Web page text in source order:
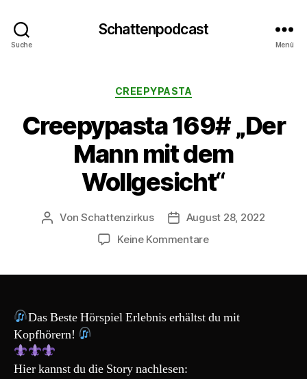
Suche
Schattenpodcast
Menü
Kategorien
CREEPYPASTA
Creepypasta 169# „Der
Mann mit dem
Wollgesicht“
Beitragsautor
VonSchattenzirkus Beitragsdatum
August 28, 2022
Keine Kommentarezu
mit
Das Beste Hörspiel Erlebnis erhältst du mit
Kopfhörern!
Hier kannst du die Story nachlesen: